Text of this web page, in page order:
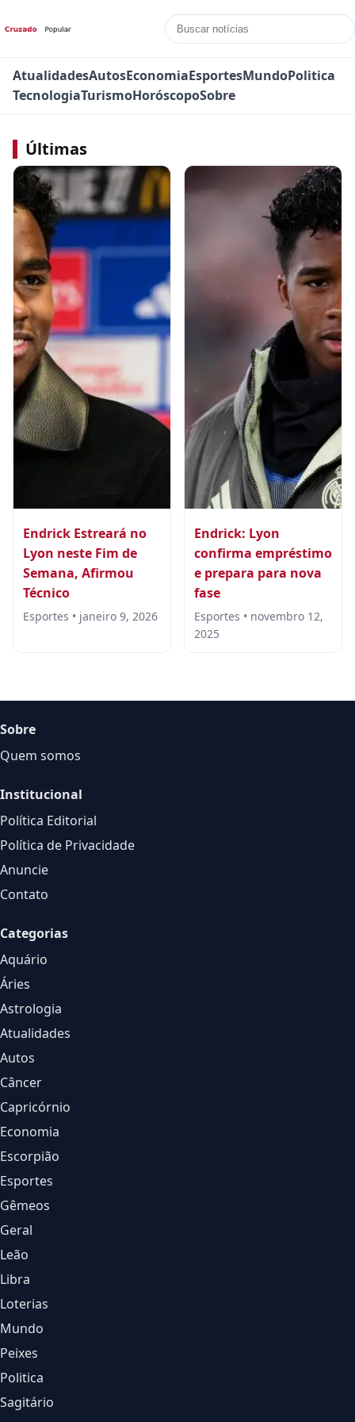
AtualidadesAutosEconomiaEsportesMundoPolitica
TecnologiaTurismoHoróscopoSobre
Últimas
Endrick Estreará no
Lyon neste Fim de
Semana, Afirmou
Técnico
Esportes • janeiro 9, 2026
Endrick: Lyon
confirma empréstimo
e prepara para nova
fase
Esportes • novembro 12,
2025
Sobre
Quem somos
Institucional
Política Editorial
Política de Privacidade
Anuncie
Contato
Categorias
Aquário
Áries
Astrologia
Atualidades
Autos
Câncer
Capricórnio
Economia
Escorpião
Esportes
Gêmeos
Geral
Leão
Libra
Loterias
Mundo
Peixes
Politica
Sagitário